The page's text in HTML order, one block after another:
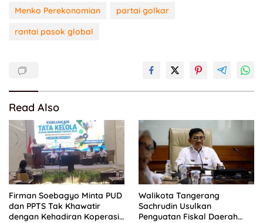
Menko Perekonomian
partai golkar
rantai pasok global
Read Also
Firman Soebagyo Minta PUD
dan PPTS Tak Khawatir
dengan Kehadiran Koperasi
Walikota Tangerang
Sachrudin Usulkan
Penguatan Fiskal Daerah